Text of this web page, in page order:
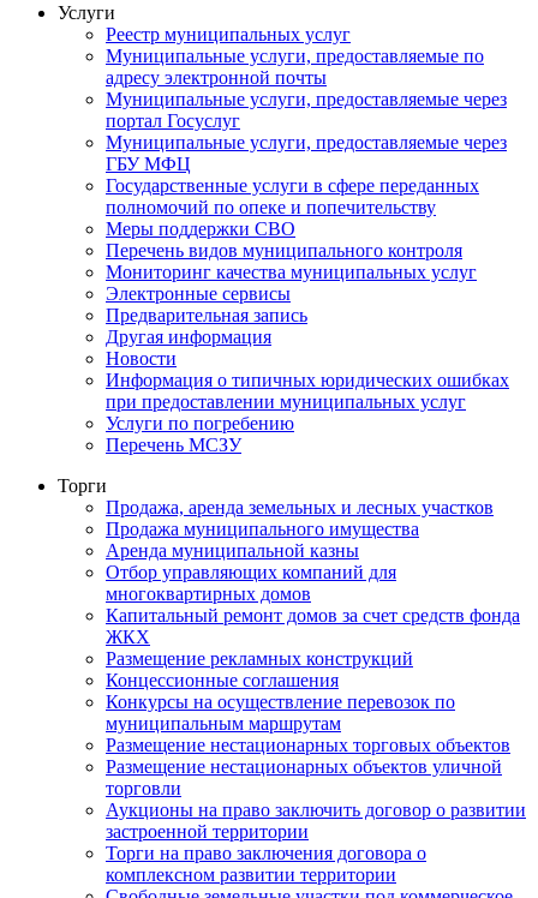
Услуги
Реестр муниципальных услуг
Муниципальные услуги, предоставляемые по
адресу электронной почты
Муниципальные услуги, предоставляемые через
портал Госуслуг
Муниципальные услуги, предоставляемые через
ГБУ МФЦ
Государственные услуги в сфере переданных
полномочий по опеке и попечительству
Меры поддержки СВО
Перечень видов муниципального контроля
Мониторинг качества муниципальных услуг
Электронные сервисы
Предварительная запись
Другая информация
Новости
Информация о типичных юридических ошибках
при предоставлении муниципальных услуг
Услуги по погребению
Перечень МСЗУ
Торги
Продажа, аренда земельных и лесных участков
Продажа муниципального имущества
Аренда муниципальной казны
Отбор управляющих компаний для
многоквартирных домов
Капитальный ремонт домов за счет средств фонда
ЖКХ
Размещение рекламных конструкций
Концессионные соглашения
Конкурсы на осуществление перевозок по
муниципальным маршрутам
Размещение нестационарных торговых объектов
Размещение нестационарных объектов уличной
торговли
Аукционы на право заключить договор о развитии
застроенной территории
Торги на право заключения договора о
комплексном развитии территории